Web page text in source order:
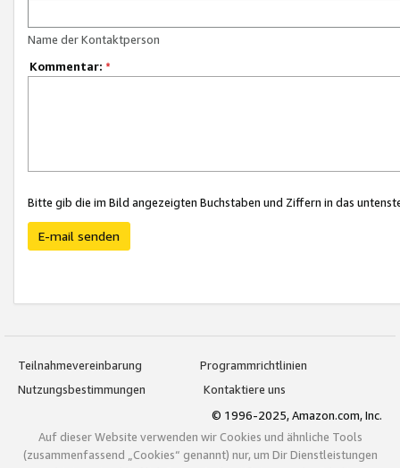
Name der Kontaktperson
Kommentar: *
Bitte gib die im Bild angezeigten Buchstaben und Ziffern in das
E-mail senden
Teilnahmevereinbarung
Programmrichtlinien
Nutzungsbestimmungen
Kontaktiere uns
© 1996-2025, Amazon.com, Inc.
Auf dieser Website verwenden wir Cookies und ähnliche Tools
(zusammenfassend „Cookies“ genannt) nur, um Dir Dienstleistungen